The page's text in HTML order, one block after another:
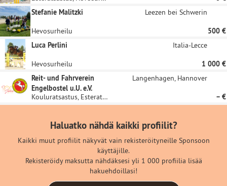
Stefanie Malitzki
Leezen bei Schwerin
Hevosurheilu
500 €
Luca Perlini
Italia-Lecce
Hevosurheilu
1 000 €
Reit- und Fahrverein
Engelbostel u.U. e.V.
Langenhagen, Hannover
Kouluratsastus, Esteratsastus – €
Haluatko nähdä kaikki profiilit?
Kaikki muut profiilit näkyvät vain rekisteröityneille Sponsoon
käyttäjille.
Rekisteröidy maksutta nähdäksesi yli 1 000 profiilia lisää
hakuehdoillasi!